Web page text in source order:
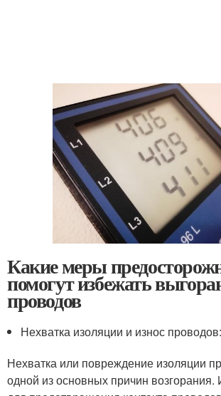
Какие меры
помогут избежать
проводов
Нехватка изоляции и износ проводов:
Нехватка или повреждение изоляции
одной из основных причин возгорания.